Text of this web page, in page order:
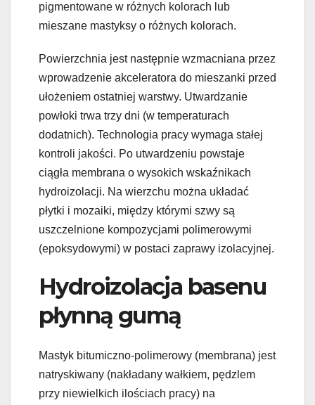
pigmentowane w różnych kolorach lub
mieszane mastyksy o różnych kolorach.
Powierzchnia jest następnie wzmacniana przez
wprowadzenie akceleratora do mieszanki przed
ułożeniem ostatniej warstwy. Utwardzanie
powłoki trwa trzy dni (w temperaturach
dodatnich). Technologia pracy wymaga stałej
kontroli jakości. Po utwardzeniu powstaje
ciągła membrana o wysokich wskaźnikach
hydroizolacji. Na wierzchu można układać
płytki i mozaiki, między którymi szwy są
uszczelnione kompozycjami polimerowymi
(epoksydowymi) w postaci zaprawy izolacyjnej.
Hydroizolacja basenu
płynną gumą
Mastyk bitumiczno-polimerowy (membrana) jest
natryskiwany (nakładany wałkiem, pędzlem
przy niewielkich ilościach pracy) na